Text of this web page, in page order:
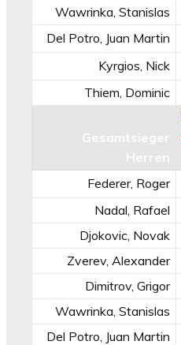
Wawrinka, Stanislas
Del Potro, Juan Martin
Kyrgios, Nick
Thiem, Dominic
Gesamtsieger
Herren
Federer, Roger
Nadal, Rafael
Djokovic, Novak
Zverev, Alexander
Dimitrov, Grigor
Wawrinka, Stanislas
Del Potro, Juan Martin